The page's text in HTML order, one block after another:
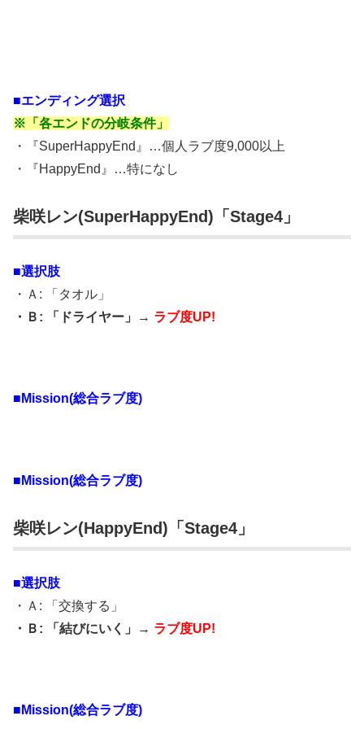
■エンディング選択
※「各エンドの分岐条件」
・『SuperHappyEnd』…個人ラブ度9,000以上
・『HappyEnd』…特になし
柴咲レン(SuperHappyEnd)「Stage4」
■選択肢
・Ａ: 「タオル」
・Ｂ: 「ドライヤー」→ ラブ度UP!
■Mission(総合ラブ度)
■Mission(総合ラブ度)
柴咲レン(HappyEnd)「Stage4」
■選択肢
・Ａ: 「交換する」
・Ｂ: 「結びにいく」→ ラブ度UP!
■Mission(総合ラブ度)